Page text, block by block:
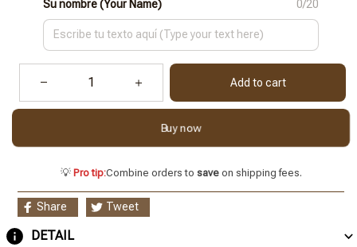
Su nombre (Your Name) 0/20
Add to cart
Buy now
💡 Pro tip:Combine orders to saveon shipping fees.
Share Tweet
DETAIL